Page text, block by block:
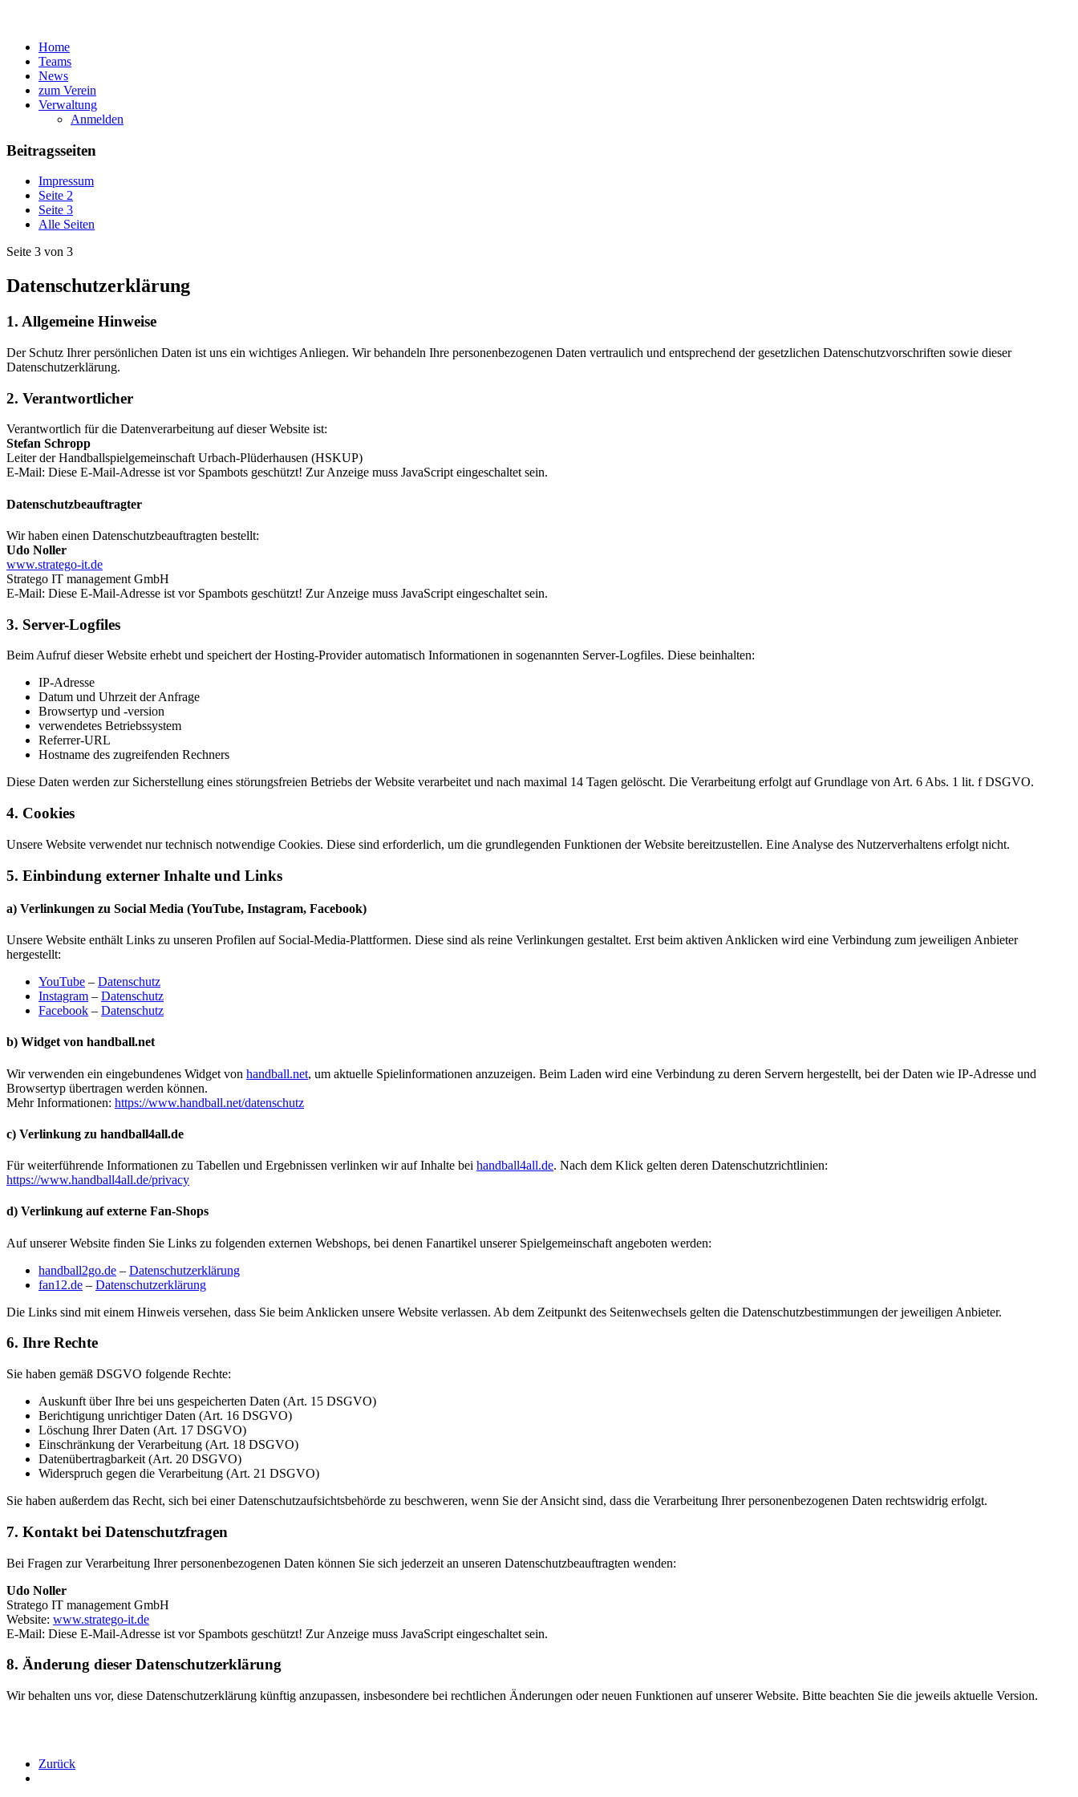
Home
Teams
News
zum Verein
Verwaltung
Anmelden
Beitragsseiten
Impressum
Seite 2
Seite 3
Alle Seiten
Seite 3 von 3
Datenschutzerklärung
1. Allgemeine Hinweise
Der Schutz Ihrer persönlichen Daten ist uns ein wichtiges Anliegen. Wir behandeln Ihre personenbezogenen Daten vertraulich und entsprechend der gesetzlichen Datenschutzvorschriften sowie dieser
Datenschutzerklärung.
2. Verantwortlicher
Verantwortlich für die Datenverarbeitung auf dieser Website ist:
Stefan Schropp
Leiter der Handballspielgemeinschaft Urbach-Plüderhausen (HSKUP)
E-Mail: Diese E-Mail-Adresse ist vor Spambots geschützt! Zur Anzeige muss JavaScript eingeschaltet sein.
Datenschutzbeauftragter
Wir haben einen Datenschutzbeauftragten bestellt:
Udo Noller
www.stratego-it.de
Stratego IT management GmbH
E-Mail: Diese E-Mail-Adresse ist vor Spambots geschützt! Zur Anzeige muss JavaScript eingeschaltet sein.
3. Server-Logfiles
Beim Aufruf dieser Website erhebt und speichert der Hosting-Provider automatisch Informationen in sogenannten Server-Logfiles. Diese beinhalten:
IP-Adresse
Datum und Uhrzeit der Anfrage
Browsertyp und -version
verwendetes Betriebssystem
Referrer-URL
Hostname des zugreifenden Rechners
Diese Daten werden zur Sicherstellung eines störungsfreien Betriebs der Website verarbeitet und nach maximal 14 Tagen gelöscht. Die Verarbeitung erfolgt auf Grundlage von Art. 6 Abs. 1 lit. f DSGVO.
4. Cookies
Unsere Website verwendet nur technisch notwendige Cookies. Diese sind erforderlich, um die grundlegenden Funktionen der Website bereitzustellen. Eine Analyse des Nutzerverhaltens erfolgt nicht.
5. Einbindung externer Inhalte und Links
a) Verlinkungen zu Social Media (YouTube, Instagram, Facebook)
Unsere Website enthält Links zu unseren Profilen auf Social-Media-Plattformen. Diese sind als reine Verlinkungen gestaltet. Erst beim aktiven Anklicken wird eine Verbindung zum jeweiligen Anbieter
hergestellt:
YouTube – Datenschutz
Instagram – Datenschutz
Facebook – Datenschutz
b) Widget von handball.net
Wir verwenden ein eingebundenes Widget von handball.net, um aktuelle Spielinformationen anzuzeigen. Beim Laden wird eine Verbindung zu deren Servern hergestellt, bei der Daten wie IP-Adresse und
Browsertyp übertragen werden können.
Mehr Informationen: https://www.handball.net/datenschutz
c) Verlinkung zu handball4all.de
Für weiterführende Informationen zu Tabellen und Ergebnissen verlinken wir auf Inhalte bei handball4all.de. Nach dem Klick gelten deren Datenschutzrichtlinien:
https://www.handball4all.de/privacy
d) Verlinkung auf externe Fan-Shops
Auf unserer Website finden Sie Links zu folgenden externen Webshops, bei denen Fanartikel unserer Spielgemeinschaft angeboten werden:
handball2go.de – Datenschutzerklärung
fan12.de – Datenschutzerklärung
Die Links sind mit einem Hinweis versehen, dass Sie beim Anklicken unsere Website verlassen. Ab dem Zeitpunkt des Seitenwechsels gelten die Datenschutzbestimmungen der jeweiligen Anbieter.
6. Ihre Rechte
Sie haben gemäß DSGVO folgende Rechte:
Auskunft über Ihre bei uns gespeicherten Daten (Art. 15 DSGVO)
Berichtigung unrichtiger Daten (Art. 16 DSGVO)
Löschung Ihrer Daten (Art. 17 DSGVO)
Einschränkung der Verarbeitung (Art. 18 DSGVO)
Datenübertragbarkeit (Art. 20 DSGVO)
Widerspruch gegen die Verarbeitung (Art. 21 DSGVO)
Sie haben außerdem das Recht, sich bei einer Datenschutzaufsichtsbehörde zu beschweren, wenn Sie der Ansicht sind, dass die Verarbeitung Ihrer personenbezogenen Daten rechtswidrig erfolgt.
7. Kontakt bei Datenschutzfragen
Bei Fragen zur Verarbeitung Ihrer personenbezogenen Daten können Sie sich jederzeit an unseren Datenschutzbeauftragten wenden:
Udo Noller
Stratego IT management GmbH
Website: www.stratego-it.de
E-Mail: Diese E-Mail-Adresse ist vor Spambots geschützt! Zur Anzeige muss JavaScript eingeschaltet sein.
8. Änderung dieser Datenschutzerklärung
Wir behalten uns vor, diese Datenschutzerklärung künftig anzupassen, insbesondere bei rechtlichen Änderungen oder neuen Funktionen auf unserer Website. Bitte beachten Sie die jeweils aktuelle Version.
Zurück